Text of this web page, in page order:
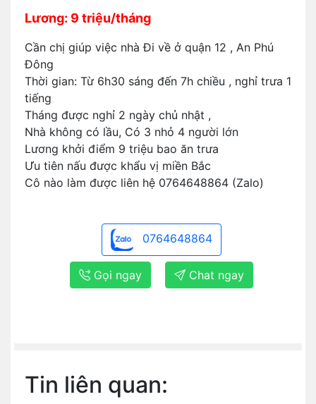
Lương: 9 triệu/tháng
Cần chị giúp việc nhà Đi về ở quận 12 , An Phú
Đông
Thời gian: Từ 6h30 sáng đến 7h chiều , nghỉ trưa 1
tiếng
Tháng được nghỉ 2 ngày chủ nhật ,
Nhà không có lầu, Có 3 nhỏ 4 người lớn
Lương khởi điểm 9 triệu bao ăn trưa
Ưu tiên nấu được khẩu vị miền Bắc
Cô nào làm được liên hệ 0764648864 (Zalo)
0764648864
Gọi ngay Chat ngay
Tin liên quan: